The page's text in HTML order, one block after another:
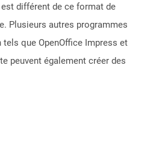
est différent de ce format de
Plusieurs autres programmes
que OpenOffice Impress et
peuvent également créer des